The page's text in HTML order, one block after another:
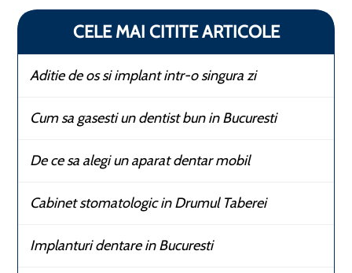
CELE MAI CITITE ARTICOLE
Aditie de os si implant intr-o singura zi
Cum sa gasesti un dentist bun in Bucuresti
De ce sa alegi un aparat dentar mobil
Cabinet stomatologic in Drumul Taberei
Implanturi dentare in Bucuresti